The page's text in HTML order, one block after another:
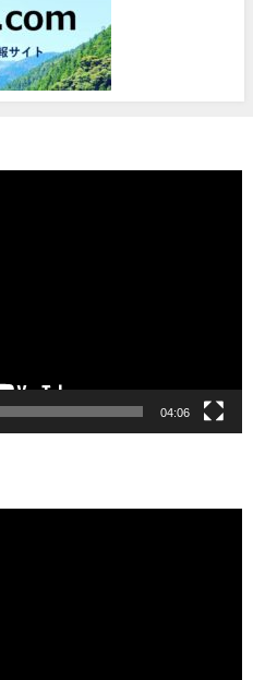
04:06